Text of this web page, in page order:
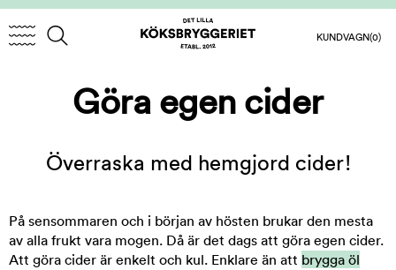
KUNDVAGN(0)
Göra egen cider
Överraska med hemgjord cider!
På sensommaren och i början av hösten brukar den mesta
av alla frukt vara mogen. Då är det dags att göra egen cider.
Att göra cider är enkelt och kul. Enklare än att brygga öl